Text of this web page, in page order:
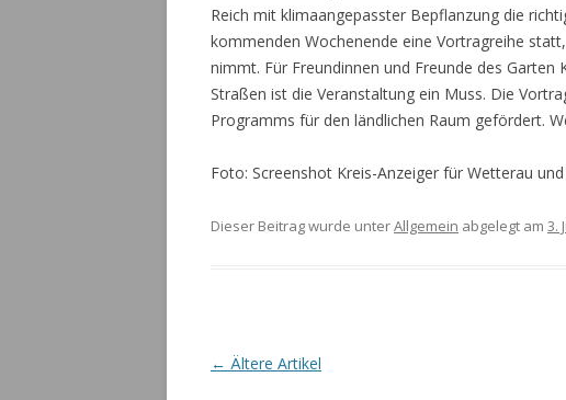
Reich mit klimaangepasster Bepflanzung die
kommenden Wochenende eine Vortragreihe
nimmt. Für Freundinnen und Freunde des
Straßen ist die Veranstaltung ein Muss. Die
Programms für den ländlichen Raum gefördert.
Foto: Screenshot Kreis-Anzeiger für Wetterau
Dieser Beitrag wurde unterAllgemein abgelegt am 3.
Artikel-Navigation
← Ältere Artikel